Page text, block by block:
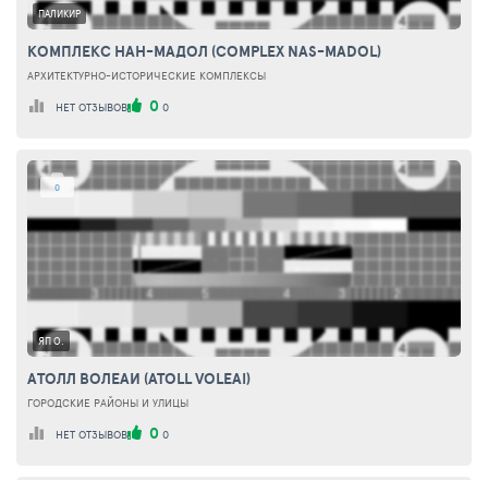
ПАЛИКИР
КОМПЛЕКС НАН-МАДОЛ (COMPLEX NAS-MADOL)
АРХИТЕКТУРНО-ИСТОРИЧЕСКИЕ КОМПЛЕКСЫ
НЕТ ОТЗЫВОВ 0 0
0
ЯП О.
АТОЛЛ ВОЛЕАИ (ATOLL VOLEAI)
ГОРОДСКИЕ РАЙОНЫ И УЛИЦЫ
НЕТ ОТЗЫВОВ 0 0